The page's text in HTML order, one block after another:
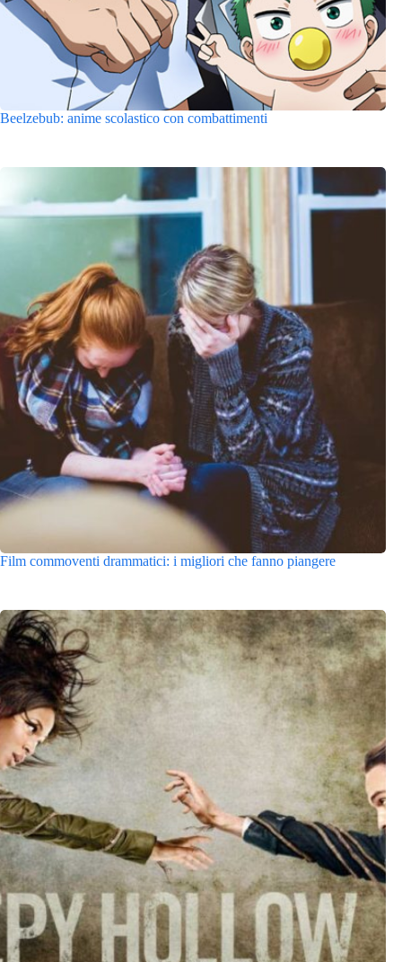
Beelzebub: anime scolastico con combattimenti
Film commoventi drammatici: i migliori che fanno piangere